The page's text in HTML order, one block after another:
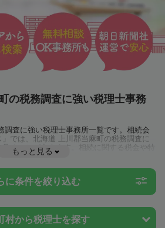
の税務調査に強い税理士事務
調査に強い税理士事務所一覧です。相続会
では、北海道 上川郡当麻町の税務調査に
見ることが出来ます。相続に関する税金や特
理士に相談してみましょう。
もっと見る
に条件を絞り込む
村から税理士を探す